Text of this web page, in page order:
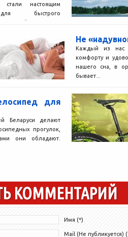
настоящим
быстрого
И, действительно,
Не
Каждый из нас
комфорту и
нашего сна, в
бывает...
для
Беларуси делают
прогулок,
они обладают.
к двухколесному
КОММЕНТАРИЙ
Имя (*)
Mail (Не публикуется)